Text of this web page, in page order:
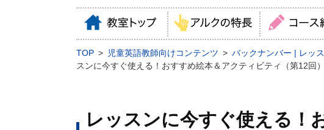
TOP 児童英語教師向けコンテンツ バックナンバー | レッ
スンに今すぐ使える！おすすめ絵本＆アクティビティ（第12回）
レッスンに今すぐ使える！